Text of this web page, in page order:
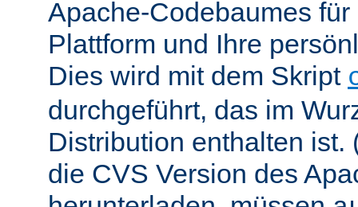
Apache-Codebaumes
Plattform und Ihre
Dies wird mit dem Skript
durchgeführt, das im
Distribution enthalten ist.
die CVS Version des